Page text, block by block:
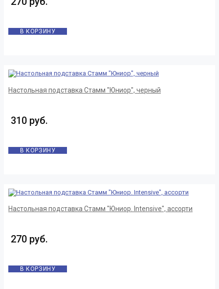
В КОРЗИНУ
Настольная подставка Стамм "Юниор", черный
310 руб.
В КОРЗИНУ
Настольная подставка Стамм "Юниор. Intensive", ассорти
270 руб.
В КОРЗИНУ